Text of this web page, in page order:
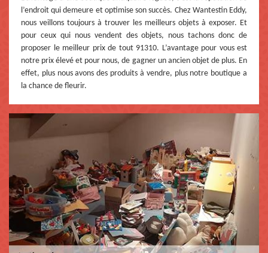
l’endroit qui demeure et optimise son succès. Chez Wantestin Eddy,
nous veillons toujours à trouver les meilleurs objets à exposer. Et
pour ceux qui nous vendent des objets, nous tachons donc de
proposer le meilleur prix de tout 91310. L’avantage pour vous est
notre prix élevé et pour nous, de gagner un ancien objet de plus. En
effet, plus nous avons des produits à vendre, plus notre boutique a
la chance de fleurir.